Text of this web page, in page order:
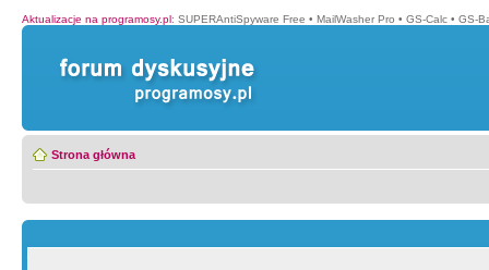
Aktualizacje na programosy.pl: SUPERAntiSpyware Free • MailWasher Pro • GS-Calc • GS-
Strona główna